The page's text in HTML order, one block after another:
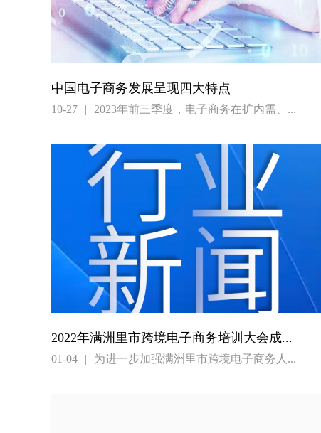
中国电子商务发展呈现四大特点
10-27 | 2023年前三季度，电子商务在扩内需、...
2022年满洲里市跨境电子商务培训大会成...
01-04 | 为进一步加强满洲里市跨境电子商务人...